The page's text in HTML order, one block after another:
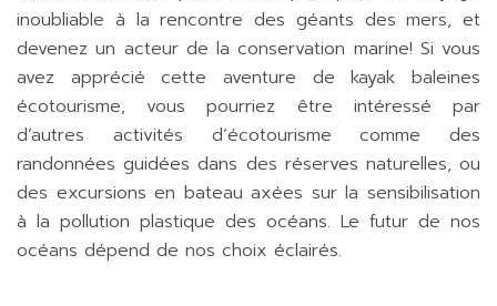
inoubliable à la rencontre des géants des mers, et
devenez un acteur de la conservation marine! Si vous
avez apprécié cette aventure de kayak baleines
écotourisme, vous pourriez être intéressé par
d’autres activités d’écotourisme comme des
randonnées guidées dans des réserves naturelles, ou
des excursions en bateau axées sur la sensibilisation
à la pollution plastique des océans. Le futur de nos
océans dépend de nos choix éclairés.